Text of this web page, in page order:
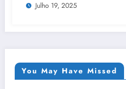
Julho 19, 2025
You May Have Missed